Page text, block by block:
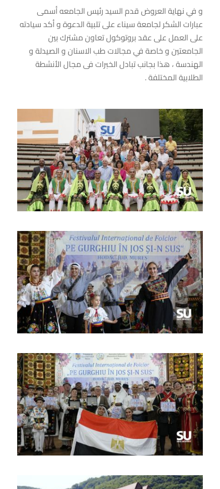
و في نهاية العروض قدم السيد رئيس الجامعه أسمى
عبارات الشكر لجامعة سيناء على تلبية الدعوة و أكد سيادته
على العمل على عقد بروتوكول تعاون مشترك بين
الجامعتين و خاصة في مجالات طب الاسنان و الصيدلة و
الهندسة ، هذا بجانب تبادل الخبرات فى مجال الأنشطة
الطلابية المختلفة .